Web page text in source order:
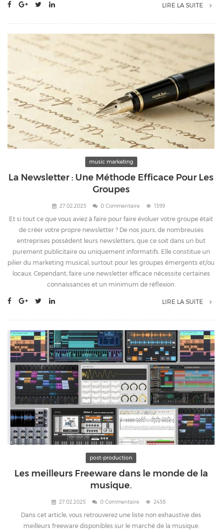
LIRE LA SUITE
music marketing
La Newsletter : Une Méthode Efficace Pour Les
Groupes
27.02.2025 0 Commentaire 1399
Et si tout ce que vous aviez à faire pour faire évoluer votre groupe était
de créer votre propre newsletter ? De nos jours, de nombreuses
entreprises possèdent leurs newsletters, que ce soit dans un but
purement publicitaire ou uniquement informatifs. Elle constitue un
pilier du marketing musical, surtout pour les groupes émergents et/ou
locaux. Cependant, faire une newsletter efficace nécessite certaines
connaissances et un minimum de réflexion.
LIRE LA SUITE
post-production
Les meilleurs Freeware dans le monde de la
musique.
27.02.2025 0 Commentaire 2438
Dans cet article, vous retrouverez une liste non exhaustive des
meilleurs freeware disponibles sur le marché de la musique.